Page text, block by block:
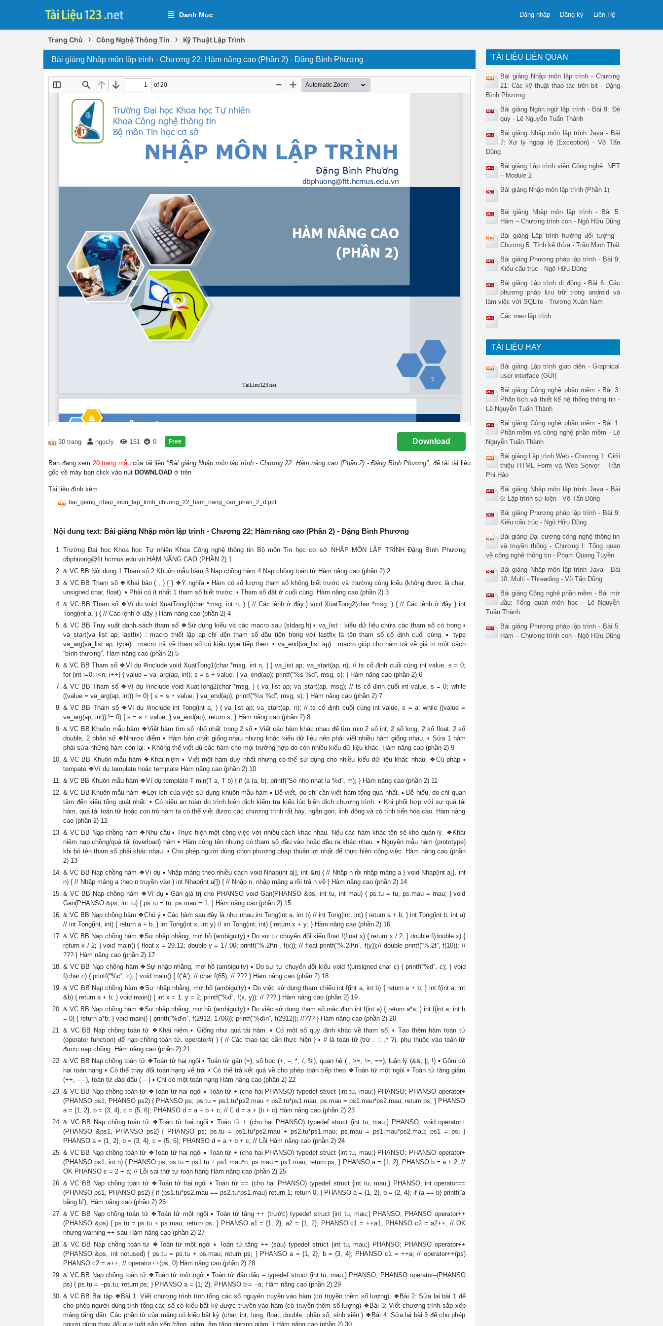
Danh Mục Liên Hệ
Đăng ký
Đăng nhập
Trang Chủ › Công Nghệ Thông Tin › Kỹ Thuật Lập Trình
Bài giảng Nhập môn lập trình - Chương 22: Hàm nâng cao (Phần 2) - Đặng Bình Phương
30 trang ngocly 151 0 Free Download
Bạn đang xem 20 trang mẫucủa tài liệu "Bài giảng Nhập môn lập trình - Chương 22: Hàm nâng cao (Phần 2) - Đặng Bình Phương", để tải tài liệu
gốc về máy bạn click vào nút DOWNLOAD ở trên
Tài liệu đính kèm:
bai_giang_nhap_mon_lap_trinh_chuong_22_ham_nang_cao_phan_2_d.ppt
Nội dung text: Bài giảng Nhập môn lập trình - Chương 22: Hàm nâng cao (Phần 2) - Đặng Bình Phương
Trường Đại học Khoa học Tự nhiên Khoa Công nghệ thông tin Bộ môn Tin học cơ sở NHẬP MÔN LẬP TRÌNH Đặng Bình Phương
dbphuong@fit.hcmus.edu.vn HÀM NÂNG CAO (PHẦN 2) 1
& VC BB Nội dung 1 Tham số 2 Khuôn mẫu hàm 3 Nạp chồng hàm 4 Nạp chồng toán tử Hàm nâng cao (phần 2) 2
& VC BB Tham số ❖Khai báo ( , ) { } ❖Ý nghĩa ▪ Hàm có số lượng tham số không biết trước và thường cùng kiểu (không được là char,
unsigned char, float). ▪ Phải có ít nhất 1 tham số biết trước. ▪ Tham số đặt ở cuối cùng. Hàm nâng cao (phần 2) 3
& VC BB Tham số ❖Ví dụ void XuatTong1(char *msg, int n, ) { // Các lệnh ở đây } void XuatTong2(char *msg, ) { // Các lệnh ở đây } int
Tong(int a, ) { // Các lệnh ở đây } Hàm nâng cao (phần 2) 4
& VC BB Truy xuất danh sách tham số ❖Sử dụng kiểu và các macro sau (stdarg.h) ▪ va_list : kiểu dữ liệu chứa các tham số có trong ▪
va_start(va_list ap, lastfix) : macro thiết lập ap chỉ đến tham số đầu tiên trong với lastfix là tên tham số cố định cuối cùng. ▪ type
va_arg(va_list ap, type) : macro trả về tham số có kiểu type tiếp theo. ▪ va_end(va_list ap) : macro giúp cho hàm trả về giá trị một cách
“bình thường”. Hàm nâng cao (phần 2) 5
& VC BB Tham số ❖Ví dụ #include void XuatTong1(char *msg, int n, ) { va_list ap; va_start(ap, n); // ts cố định cuối cùng int value, s = 0;
for (int i=0; i<n; i++) { value = va_arg(ap, int); s = s + value; } va_end(ap); printf(“%s %d”, msg, s); } Hàm nâng cao (phần 2) 6
& VC BB Tham số ❖Ví dụ #include void XuatTong2(char *msg, ) { va_list ap; va_start(ap, msg); // ts cố định cuối int value, s = 0; while
((value = va_arg(ap, int)) != 0) { s = s + value; } va_end(ap); printf(“%s %d”, msg, s); } Hàm nâng cao (phần 2) 7
& VC BB Tham số ❖Ví dụ #include int Tong(int a, ) { va_list ap; va_start(ap, n); // ts cố định cuối cùng int value, s = a; while ((value =
va_arg(ap, int)) != 0) { s = s + value; } va_end(ap); return s; } Hàm nâng cao (phần 2) 8
& VC BB Khuôn mẫu hàm ❖Viết hàm tìm số nhỏ nhất trong 2 số ▪ Viết các hàm khác nhau để tìm min 2 số int, 2 số long, 2 số float, 2 số
double, 2 phân số ❖Nhược điểm ▪ Hàm bản chất giống nhau nhưng khác kiểu dữ liệu nên phải viết nhiều hàm giống nhau. ▪ Sửa 1 hàm
phải sửa những hàm còn lại. ▪ Không thể viết đủ các hàm cho mọi trường hợp do còn nhiều kiểu dữ liệu khác. Hàm nâng cao (phần 2) 9
& VC BB Khuôn mẫu hàm ❖Khái niệm ▪ Viết một hàm duy nhất nhưng có thể sử dụng cho nhiều kiểu dữ liệu khác nhau. ❖Cú pháp ▪
tempate ❖Ví dụ template hoặc template Hàm nâng cao (phần 2) 10
& VC BB Khuôn mẫu hàm ❖Ví dụ template T min(T a, T b) { if (a (a, b); printf(“So nho nhat la %d”, m); } Hàm nâng cao (phần 2) 11
& VC BB Khuôn mẫu hàm ❖Lợi ích của việc sử dụng khuôn mẫu hàm ▪ Dễ viết, do chỉ cần viết hàm tổng quá nhất. ▪ Dễ hiểu, do chỉ quan
tâm đến kiểu tổng quát nhất. ▪ Có kiểu an toàn do trình biên dịch kiểm tra kiểu lúc biên dịch chương trình. ▪ Khi phối hợp với sự quá tải
hàm, quá tải toán tử hoặc con trỏ hàm ta có thể viết được các chương trình rất hay, ngắn gọn, linh động và có tính tiến hóa cao. Hàm nâng
cao (phần 2) 12
& VC BB Nạp chồng hàm ❖Nhu cầu ▪ Thực hiện một công việc với nhiều cách khác nhau. Nếu các hàm khác tên sẽ khó quản lý. ❖Khái
niệm nạp chồng/quá tải (overload) hàm ▪ Hàm cùng tên nhưng có tham số đầu vào hoặc đầu ra khác nhau. ▪ Nguyên mẫu hàm (prototype)
khi bỏ tên tham số phải khác nhau. ▪ Cho phép người dùng chọn phương pháp thuận lợi nhất để thực hiện công việc. Hàm nâng cao (phần
2) 13
& VC BB Nạp chồng hàm ❖Ví dụ ▪ Nhập mảng theo nhiều cách void Nhap(int a[], int &n) { // Nhập n rồi nhập mảng a } void Nhap(int a[], int
n) { // Nhập mảng a theo n truyền vào } int Nhap(int a[]) { // Nhập n, nhập mảng a rồi trả n về } Hàm nâng cao (phần 2) 14
& VC BB Nạp chồng hàm ❖Ví dụ ▪ Gán giá trị cho PHANSO void Gan(PHANSO &ps, int tu, int mau) { ps.tu = tu; ps.mau = mau; } void
Gan(PHANSO &ps, int tu) { ps.tu = tu; ps.mau = 1; } Hàm nâng cao (phần 2) 15
& VC BB Nạp chồng hàm ❖Chú ý ▪ Các hàm sau đây là như nhau int Tong(int a, int b) // int Tong(int, int) { return a + b; } int Tong(int b, int a)
// int Tong(int, int) { return a + b; } int Tong(int x, int y) // int Tong(int, int) { return x + y; } Hàm nâng cao (phần 2) 16
& VC BB Nạp chồng hàm ❖Sự nhập nhằng, mơ hồ (ambiguity) ▪ Do sự tự chuyển đổi kiểu float f(float x) { return x / 2; } double f(double x) {
return x / 2; } void main() { float x = 29.12; double y = 17.06; printf(“%.2f\n”, f(x)); // float printf(“%.2lf\n”, f(y));// double printf(“%.2f”, f(10)); //
??? } Hàm nâng cao (phần 2) 17
& VC BB Nạp chồng hàm ❖Sự nhập nhằng, mơ hồ (ambiguity) ▪ Do sự tự chuyển đổi kiểu void f(unsigned char c) { printf(“%d”, c); } void
f(char c) { printf(“%c”, c); } void main() { f(‘A’); // char f(65); // ??? } Hàm nâng cao (phần 2) 18
& VC BB Nạp chồng hàm ❖Sự nhập nhằng, mơ hồ (ambiguity) ▪ Do việc sử dụng tham chiếu int f(int a, int b) { return a + b; } int f(int a, int
&b) { return a + b; } void main() { int x = 1, y = 2; printf(“%d”, f(x, y)); // ??? } Hàm nâng cao (phần 2) 19
& VC BB Nạp chồng hàm ❖Sự nhập nhằng, mơ hồ (ambiguity) ▪ Do việc sử dụng tham số mặc định int f(int a) { return a*a; } int f(int a, int b
= 0) { return a*b; } void main() { printf(“%d\n”, f(2912, 1706)); printf(“%d\n”, f(2912)); //??? } Hàm nâng cao (phần 2) 20
& VC BB Nạp chồng toán tử ❖Khái niệm ▪ Giống như quá tải hàm. ▪ Có một số quy định khác về tham số. ▪ Tạo thêm hàm toán tử
(operator function) để nạp chồng toán tử. operator#( ) { // Các thao tác cần thực hiện } ▪ # là toán tử (trừ . :: .* ?), phụ thuộc vào toán tử
được nạp chồng. Hàm nâng cao (phần 2) 21
& VC BB Nạp chồng toán tử ❖Toán tử hai ngôi ▪ Toán tử gán (=), số học (+, –, *, /, %), quan hệ ( , >=, !=, ==), luận lý (&&, ||, !) ▪ Gồm có
hai toán hạng ▪ Có thể thay đổi toán hạng vế trái ▪ Có thể trả kết quả về cho phép toán tiếp theo ❖Toán tử một ngôi ▪ Toán tử tăng giảm
(++, – –), toán tử đảo dấu ( – ) ▪ Chỉ có một toán hạng Hàm nâng cao (phần 2) 22
& VC BB Nạp chồng toán tử ❖Toán tử hai ngôi ▪ Toán tử + (cho hai PHANSO) typedef struct {int tu, mau;} PHANSO; PHANSO operator+
(PHANSO ps1, PHANSO ps2) { PHANSO ps; ps.tu = ps1.tu*ps2.mau + ps2.tu*ps1.mau; ps.mau = ps1.mau*ps2.mau; return ps; } PHANSO
a = {1, 2}, b = {3, 4}, c = {5, 6}; PHANSO d = a + b + c; //  d = a + (b + c) Hàm nâng cao (phần 2) 23
& VC BB Nạp chồng toán tử ❖Toán tử hai ngôi ▪ Toán tử + (cho hai PHANSO) typedef struct {int tu, mau;} PHANSO; void operator+
(PHANSO &ps1, PHANSO ps2) { PHANSO ps; ps.tu = ps1.tu*ps2.mau + ps2.tu*ps1.mau; ps.mau = ps1.mau*ps2.mau; ps1 = ps; }
PHANSO a = {1, 2}, b = {3, 4}, c = {5, 6}; PHANSO d = a + b + c; // Lỗi Hàm nâng cao (phần 2) 24
& VC BB Nạp chồng toán tử ❖Toán tử hai ngôi ▪ Toán tử + (cho hai PHANSO) typedef struct {int tu, mau;} PHANSO; PHANSO operator+
(PHANSO ps1, int n) { PHANSO ps; ps.tu = ps1.tu + ps1.mau*n; ps.mau = ps1.mau; return ps; } PHANSO a = {1, 2}; PHANSO b = a + 2; //
OK PHANSO c = 2 + a; // Lỗi sai thứ tự toán hạng Hàm nâng cao (phần 2) 25
& VC BB Nạp chồng toán tử ❖Toán tử hai ngôi ▪ Toán tử == (cho hai PHANSO) typedef struct {int tu, mau;} PHANSO; int operator==
(PHANSO ps1, PHANSO ps2) { if (ps1.tu*ps2.mau == ps2.tu*ps1.mau) return 1; return 0; } PHANSO a = {1, 2}, b = {2, 4}; if (a == b) printf(“a
bằng b”); Hàm nâng cao (phần 2) 26
& VC BB Nạp chồng toán tử ❖Toán tử một ngôi ▪ Toán tử tăng ++ (trước) typedef struct {int tu, mau;} PHANSO; PHANSO operator++
(PHANSO &ps) { ps.tu = ps.tu + ps.mau; return ps; } PHANSO a1 = {1, 2}, a2 = {1, 2}; PHANSO c1 = ++a1; PHANSO c2 = a2++; // OK
nhưng warning ++ sau Hàm nâng cao (phần 2) 27
& VC BB Nạp chồng toán tử ❖Toán tử một ngôi ▪ Toán tử tăng ++ (sau) typedef struct {int tu, mau;} PHANSO; PHANSO operator++
(PHANSO &ps, int notused) { ps.tu = ps.tu + ps.mau; return ps; } PHANSO a = {1, 2}, b = {3, 4}; PHANSO c1 = ++a; // operator++(ps)
PHANSO c2 = a++; // operator++(ps, 0) Hàm nâng cao (phần 2) 28
& VC BB Nạp chồng toán tử ❖Toán tử một ngôi ▪ Toán tử đảo dấu – typedef struct {int tu, mau;} PHANSO; PHANSO operator–(PHANSO
ps) { ps.tu = –ps.tu; return ps; } PHANSO a = {1, 2}; PHANSO b = –a; Hàm nâng cao (phần 2) 29
& VC BB Bài tập ❖Bài 1: Viết chương trình tính tổng các số nguyên truyền vào hàm (có truyền thêm số lượng). ❖Bài 2: Sửa lại bài 1 để
cho phép người dùng tính tổng các số có kiểu bất kỳ được truyền vào hàm (có truyền thêm số lượng) ❖Bài 3: Viết chương trình sắp xếp
mảng tăng dần. Các phần tử của mảng có kiểu bất kỳ (char, int, long, float, double, phân số, sinh viên ) ❖Bài 4: Sửa lại bài 3 để cho phép
người dùng thay đổi quy luật sắp xếp (tăng, giảm, âm tăng dương giảm, ) Hàm nâng cao (phần 2) 30
TÀI LIỆU LIÊN QUAN
Bài giảng Nhập môn lập trình - Chương
21: Các kỹ thuật thao tác trên bit - Đặng
Bình Phương
Bài giảng Ngôn ngữ lập trình - Bài 9: Đệ
quy - Lê Nguyễn Tuấn Thành
Bài giảng Nhập môn lập trình Java - Bài
7: Xử lý ngoại lệ (Exception) - Võ Tấn
Dũng
Bài giảng Lập trình viên Công nghệ .NET
– Module 2
Bài giảng Nhập môn lập trình (Phần 1)
Bài giảng Nhập môn lập trình - Bài 5:
Hàm – Chương trình con - Ngô Hữu Dũng
Bài giảng Lập trình hướng đối tượng -
Chương 5: Tính kế thừa - Trần Minh Thái
Bài giảng Phương pháp lập trình - Bài 9:
Kiểu cấu trúc - Ngô Hữu Dũng
Bài giảng Lập trình di động - Bài 6: Các
phương pháp lưu trữ trong android và
làm việc với SQLite - Trương Xuân Nam
Các mẹo lập trình
TÀI LIỆU HAY
Bài giảng Lập trình giao diện - Graphical
user interface (GUI)
Bài giảng Công nghệ phần mềm - Bài 3:
Phân tích và thiết kế hệ thống thông tin -
Lê Nguyễn Tuấn Thành
Bài giảng Công nghệ phần mềm - Bài 1:
Phần mềm và công nghệ phần mềm - Lê
Nguyễn Tuấn Thành
Bài giảng Lập trình Web - Chương 1: Giới
thiệu HTML Form và Web Server - Trần
Phi Hảo
Bài giảng Nhập môn lập trình Java - Bài
6: Lập trình sự kiện - Võ Tấn Dũng
Bài giảng Phương pháp lập trình - Bài 9:
Kiểu cấu trúc - Ngô Hữu Dũng
Bài giảng Đại cương công nghệ thông tin
và truyền thông - Chương I: Tổng quan
về công nghệ thông tin - Phạm Quang Tuyền
Bài giảng Nhập môn lập trình Java - Bài
10: Multi - Threading - Võ Tấn Dũng
Bài giảng Công nghệ phần mềm - Bài mở
đầu: Tổng quan môn học - Lê Nguyễn
Tuấn Thành
Bài giảng Phương pháp lập trình - Bài 5:
Hàm – Chương trình con - Ngô Hữu Dũng